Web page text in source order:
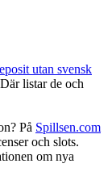
utan svensk
listar de och
På Spillsen.com
och slots.
om nya